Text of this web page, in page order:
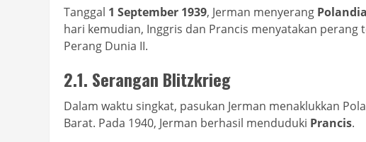
Tanggal 1 September 1939, Jerman menyerang Polandia
hari kemudian, Inggris dan Prancis menyatakan
Perang Dunia II.
2.1. Serangan Blitzkrieg
Dalam waktu singkat, pasukan Jerman menaklukkan
Barat. Pada 1940, Jerman berhasil menduduki Prancis.